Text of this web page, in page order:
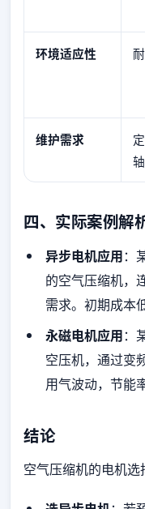
环境适应性
维护需求
四、实际案例解
异步电机应用：
的空气压缩机，
需求。初期成本
永磁电机应用：
空压机，通过变
用气波动，节能
结论
空气压缩机的电机选